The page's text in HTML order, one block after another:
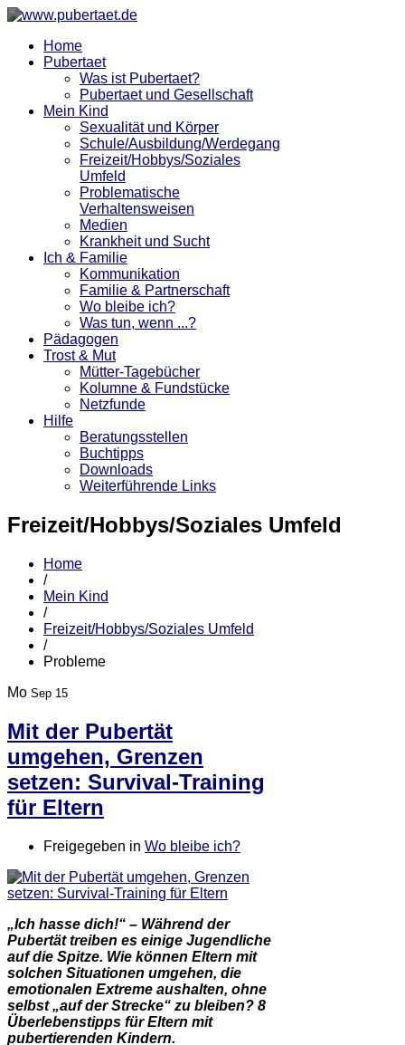
Home
Pubertaet
Was ist Pubertaet?
Pubertaet und Gesellschaft
Mein Kind
Sexualität und Körper
Schule/Ausbildung/Werdegang
Freizeit/Hobbys/Soziales
Umfeld
Problematische
Verhaltensweisen
Medien
Krankheit und Sucht
Ich & Familie
Kommunikation
Familie & Partnerschaft
Wo bleibe ich?
Was tun, wenn ...?
Pädagogen
Trost & Mut
Mütter-Tagebücher
Kolumne & Fundstücke
Netzfunde
Hilfe
Beratungsstellen
Buchtipps
Downloads
Weiterführende Links
Freizeit/Hobbys/Soziales Umfeld
Home
/
Mein Kind
/
Freizeit/Hobbys/Soziales Umfeld
/
Probleme
Mo Sep 15
Mit der Pubertät
umgehen, Grenzen
setzen: Survival-Training
für Eltern
Freigegeben in Wo bleibe ich?
„Ich hasse dich!“ – Während der
Pubertät treiben es einige Jugendliche
auf die Spitze. Wie können Eltern mit
solchen Situationen umgehen, die
emotionalen Extreme aushalten, ohne
selbst „auf der Strecke“ zu bleiben? 8
Überlebenstipps für Eltern mit
pubertierenden Kindern.